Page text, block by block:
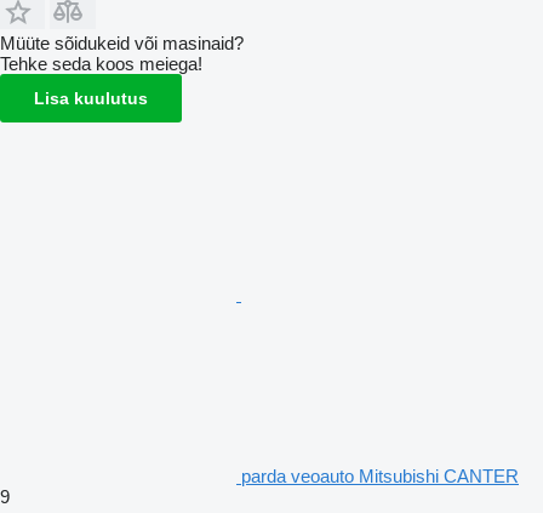
Müüte sõidukeid või masinaid?
Tehke seda koos meiega!
Lisa kuulutus
parda veoauto Mitsubishi CANTER
9